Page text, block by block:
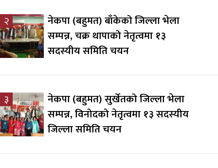
२
नेकपा (बहुमत) बाँकेको जिल्ला भेला
सम्पन्न, चक्र थापाको नेतृत्वमा १३
सदस्यीय समिति चयन
३
नेकपा (बहुमत) सुर्खेतको जिल्ला भेला
सम्पन्न, विनोदको नेतृत्वमा १३ सदस्यीय
जिल्ला समिति चयन